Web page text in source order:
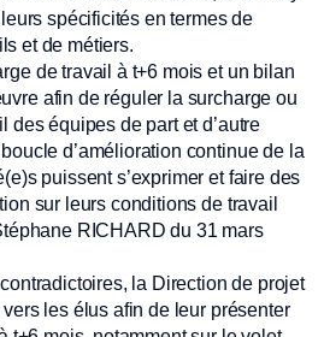
spécificités en termes de
et de métiers.
de travail à t+6 mois et un bilan
afin de réguler la surcharge ou
des équipes de part et d’autre
d’amélioration continue de la
puissent s’exprimer et faire des
sur leurs conditions de travail
RICHARD du 31 mars
la Direction de projet
les élus afin de leur présenter